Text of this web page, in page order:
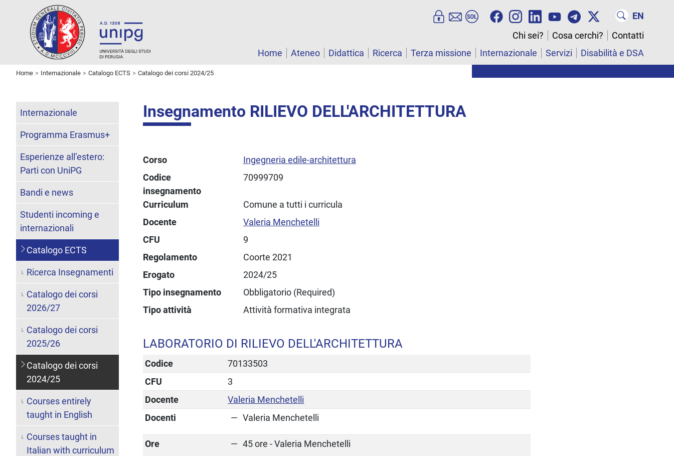
EN
Chi sei?
Cosa cerchi?
Contatti
Home
Ateneo Didattica Ricerca Terza missione Internazionale Servizi Disabilità e DSA
Home Internazionale Catalogo ECTS Catalogo dei corsi 2024/25
Insegnamento RILIEVO DELL'ARCHITETTURA
Corso
Ingegneria edile-architettura
Codice
insegnamento
70999709
Curriculum
Comune a tutti i curricula
Docente
Valeria Menchetelli
CFU
9
Regolamento
Coorte 2021
Erogato
2024/25
Tipo insegnamento
Obbligatorio (Required)
Tipo attività
Attività formativa integrata
LABORATORIO DI RILIEVO DELL'ARCHITETTURA
Codice
70133503
CFU
3
Docente
Valeria Menchetelli
Docenti
Valeria Menchetelli
Ore 45 ore - Valeria Menchetelli
Internazionale
Programma Erasmus+
Esperienze all’estero:
Parti con UniPG
Bandi e news
Studenti incoming e
internazionali
Catalogo ECTS
Ricerca Insegnamenti
Catalogo dei corsi
2026/27
Catalogo dei corsi
2025/26
Catalogo dei corsi
2024/25
Courses entirely
taught in English
Courses taught in
Italian with curriculum